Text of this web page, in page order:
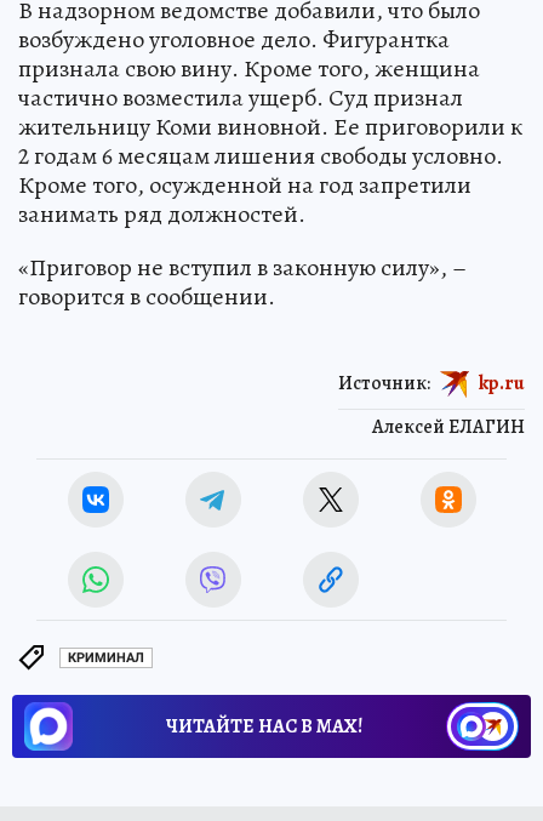
В надзорном ведомстве добавили, что было
возбуждено уголовное дело. Фигурантка
признала свою вину. Кроме того, женщина
частично возместила ущерб. Суд признал
жительницу Коми виновной. Ее приговорили к
2 годам 6 месяцам лишения свободы условно.
Кроме того, осужденной на год запретили
занимать ряд должностей.
«Приговор не вступил в законную силу», –
говорится в сообщении.
Алексей ЕЛАГИН
Источник: kp.ru
КРИМИНАЛ
ЧИТАЙТЕ НАС В МАХ!